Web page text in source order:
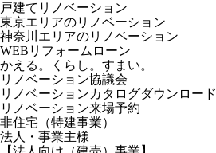
戸建てリノベーション
東京エリアのリノベーション
神奈川エリアのリノベーション
WEBリフォームローン
かえる。くらし。すまい。
リノベーション協議会
リノベーションカタログダウンロード
リノベーション来場予約
非住宅（特建事業）
法人・事業主様